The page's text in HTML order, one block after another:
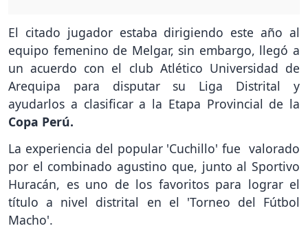
El citado jugador estaba dirigiendo este año al
equipo femenino de Melgar, sin embargo, llegó a
un acuerdo con el club Atlético Universidad de
Arequipa para disputar su Liga Distrital y
ayudarlos a clasificar a la Etapa Provincial de la
Copa Perú.
La experiencia del popular 'Cuchillo' fue valorado
por el combinado agustino que, junto al Sportivo
Huracán, es uno de los favoritos para lograr el
título a nivel distrital en el 'Torneo del Fútbol
Macho'.